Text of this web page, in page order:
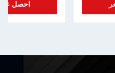
احصل على